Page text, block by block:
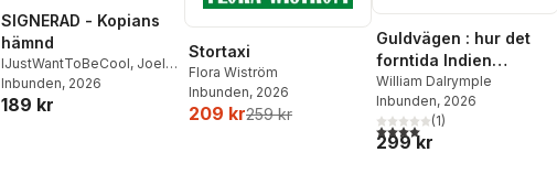
SIGNERAD - Kopians
hämnd
IJustWantToBeCool, Joel
Adolphson,Emil Ejdemo
Beer ,Victor Beer
Inbunden, 2026
189 kr
Stortaxi
Flora Wiström
Inbunden, 2026
209 kr259 kr
Guldvägen : hur det
forntida Indien
förändrade världen
William Dalrymple
Inbunden, 2026
4,0utav 5 stjärnor. Totalt
(1)
299 kr